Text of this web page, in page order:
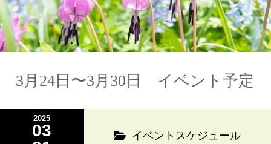
3月24日〜3月30日 イベント予定
2025
03
イベントスケジュール